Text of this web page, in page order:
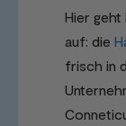
Hier geht
auf: die
frisch in